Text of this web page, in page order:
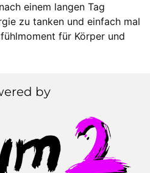
einem langen Tag
zu tanken und einfach mal
für Körper und
by